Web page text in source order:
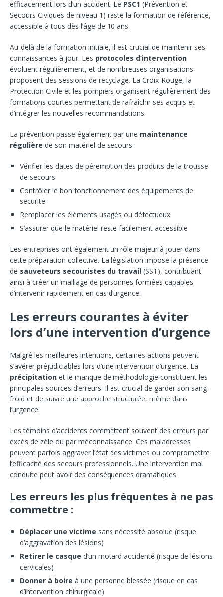
efficacement lors d’un accident. Le PSC1 (Prévention et
Secours Civiques de niveau 1) reste la formation de référence,
accessible à tous dès l’âge de 10 ans.
Au-delà de la formation initiale, il est crucial de maintenir ses
connaissances à jour. Les protocoles d’intervention
évoluent régulièrement, et de nombreuses organisations
proposent des sessions de recyclage. La Croix-Rouge, la
Protection Civile et les pompiers organisent régulièrement des
formations courtes permettant de rafraîchir ses acquis et
d’intégrer les nouvelles recommandations.
La prévention passe également par une maintenance
régulière de son matériel de secours :
Vérifier les dates de péremption des produits de la trousse
de secours
Contrôler le bon fonctionnement des équipements de
sécurité
Remplacer les éléments usagés ou défectueux
S’assurer que le matériel reste facilement accessible
Les entreprises ont également un rôle majeur à jouer dans
cette préparation collective. La législation impose la présence
de sauveteurs secouristes du travail (SST), contribuant
ainsi à créer un maillage de personnes formées capables
d’intervenir rapidement en cas d’urgence.
Les erreurs courantes à éviter
lors d’une intervention d’urgence
Malgré les meilleures intentions, certaines actions peuvent
s’avérer préjudiciables lors d’une intervention d’urgence. La
précipitation et le manque de méthodologie constituent les
principales sources d’erreurs. Il est crucial de garder son sang-
froid et de suivre une approche structurée, même dans
l’urgence.
Les témoins d’accidents commettent souvent des erreurs par
excès de zèle ou par méconnaissance. Ces maladresses
peuvent parfois aggraver l’état des victimes ou compromettre
l’efficacité des secours professionnels. Une intervention mal
conduite peut avoir des conséquences dramatiques.
Les erreurs les plus fréquentes à ne pas
commettre :
Déplacer une victime sans nécessité absolue (risque
d’aggravation des lésions)
Retirer le casque d’un motard accidenté (risque de lésions
cervicales)
Donner à boire à une personne blessée (risque en cas
d’intervention chirurgicale)